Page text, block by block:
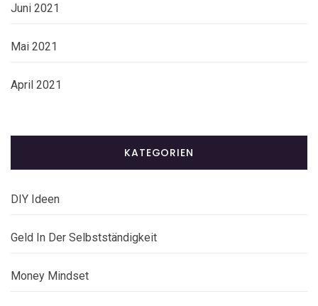
Juni 2021
Mai 2021
April 2021
KATEGORIEN
DIY Ideen
Geld In Der Selbstständigkeit
Money Mindset